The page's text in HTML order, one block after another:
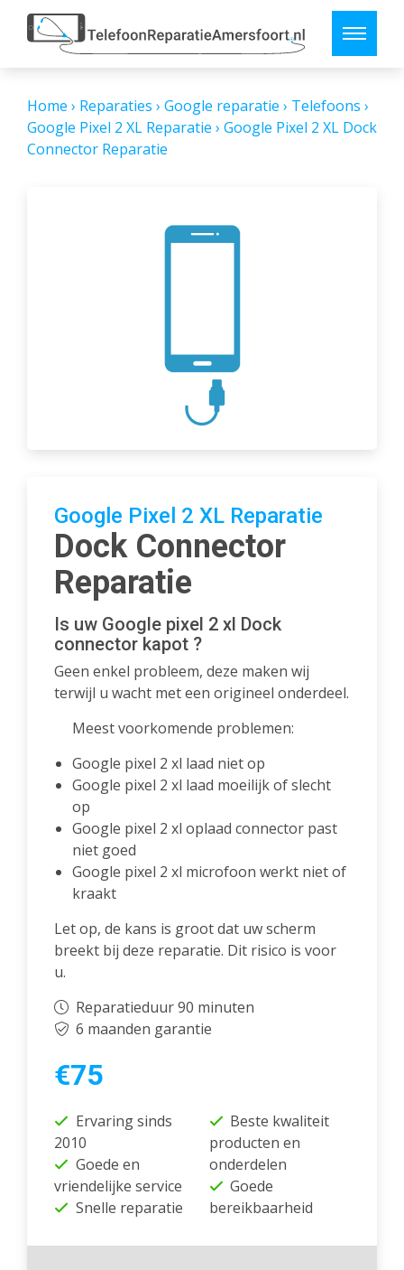
Home › Reparaties › Google reparatie › Telefoons ›
Google Pixel 2 XL Reparatie › Google Pixel 2 XL Dock
Connector Reparatie
Google Pixel 2 XL Reparatie
Dock Connector
Reparatie
Is uw Google pixel 2 xl Dock
connector kapot ?
Geen enkel probleem, deze maken wij
terwijl u wacht met een origineel onderdeel.
Meest voorkomende problemen:
Google pixel 2 xl laad niet op
Google pixel 2 xl laad moeilijk of slecht
op
Google pixel 2 xl oplaad connector past
niet goed
Google pixel 2 xl microfoon werkt niet of
kraakt
Let op, de kans is groot dat uw scherm
breekt bij deze reparatie. Dit risico is voor
u.
Reparatieduur 90 minuten
6 maanden garantie
€75
Ervaring sinds
2010
Goede en
vriendelijke service
Snelle reparatie
Beste kwaliteit
producten en
onderdelen
Goede
bereikbaarheid